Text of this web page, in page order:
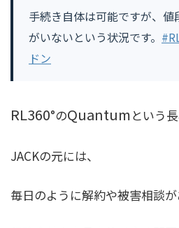
手続き自体は可能ですが、
がいないという状況です。
ドン
RL360°のQuantumという
JACKの元には、
毎日のように解約や被害相談が